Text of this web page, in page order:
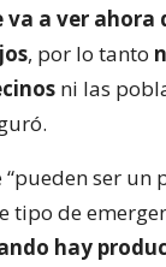
va a ver ahora
, por lo tanto
ni las
ser un
tipo de
hay